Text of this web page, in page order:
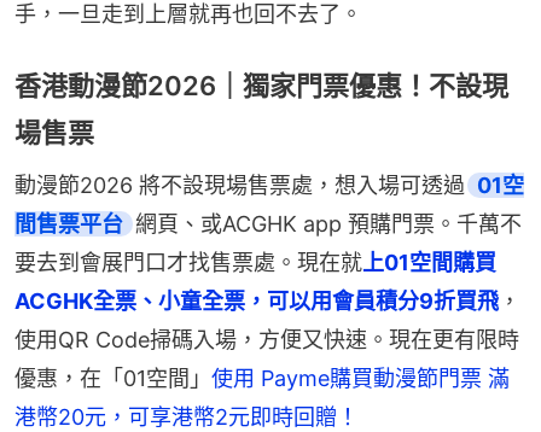
手，一旦走到上層就再也回不去了。
香港動漫節2026｜獨家門票優惠！不設現
場售票
動漫節2026 將不設現場售票處，想入場可透過 01空
間售票平台 網頁、或ACGHK app 預購門票。千萬不
要去到會展門口才找售票處。現在就上01空間購買
ACGHK全票、小童全票，可以用會員積分9折買飛 ，
使用QR Code掃碼入場，方便又快速。現在更有限時
優惠，在「01空間」 使用 Payme購買動漫節門票 滿
港幣20元，可享港幣2元即時回贈！